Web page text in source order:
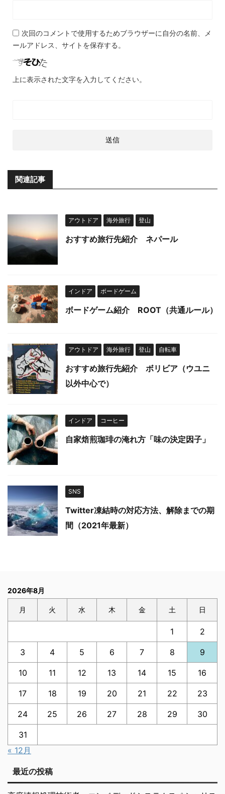
次回のコメントで使用するためブラウザーに自分の名前、メ
ールアドレス、サイトを保存する。
上に表示された文字を入力してください。
関連記事
アウトドア 海外旅行 登山
おすすめ旅行先紹介 ネパール
インドア ボードゲーム
ボードゲーム紹介 ROOT（共通ルール）
アウトドア 海外旅行 登山 自転車
おすすめ旅行先紹介 ボリビア（ウユニ
以外中心で）
インドア コーヒー
自家焙煎珈琲の淹れ方「味の決定因子」
SNS
Twitter凍結時の対応方法、解除までの期
間（2021年最新）
2026年8月
月 火 水 木 金 土 日
1 2
3 4 5 6 7 8 9
10 11 12 13 14 15 16
17 18 19 20 21 22 23
24 25 26 27 28 29 30
31
« 12月
最近の投稿